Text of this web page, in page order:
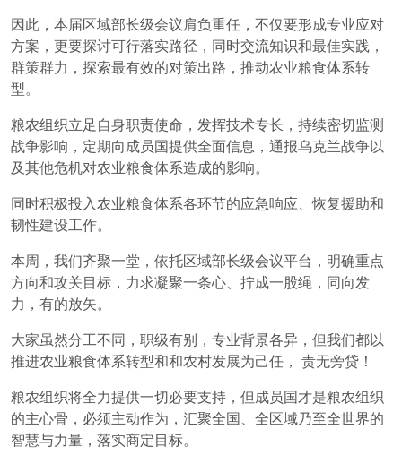
因此，本届区域部长级会议肩负重任，不仅要形成专业应对
方案，更要探讨可行落实路径，同时交流知识和最佳实践，
群策群力，探索最有效的对策出路，推动农业粮食体系转
型。
粮农组织立足自身职责使命，发挥技术专长，持续密切监测
战争影响，定期向成员国提供全面信息，通报乌克兰战争以
及其他危机对农业粮食体系造成的影响。
同时积极投入农业粮食体系各环节的应急响应、恢复援助和
韧性建设工作。
本周，我们齐聚一堂，依托区域部长级会议平台，明确重点
方向和攻关目标，力求凝聚一条心、拧成一股绳，同向发
力，有的放矢。
大家虽然分工不同，职级有别，专业背景各异，但我们都以
推进农业粮食体系转型和和农村发展为己任， 责无旁贷！
粮农组织将全力提供一切必要支持，但成员国才是粮农组织
的主心骨，必须主动作为，汇聚全国、全区域乃至全世界的
智慧与力量，落实商定目标。